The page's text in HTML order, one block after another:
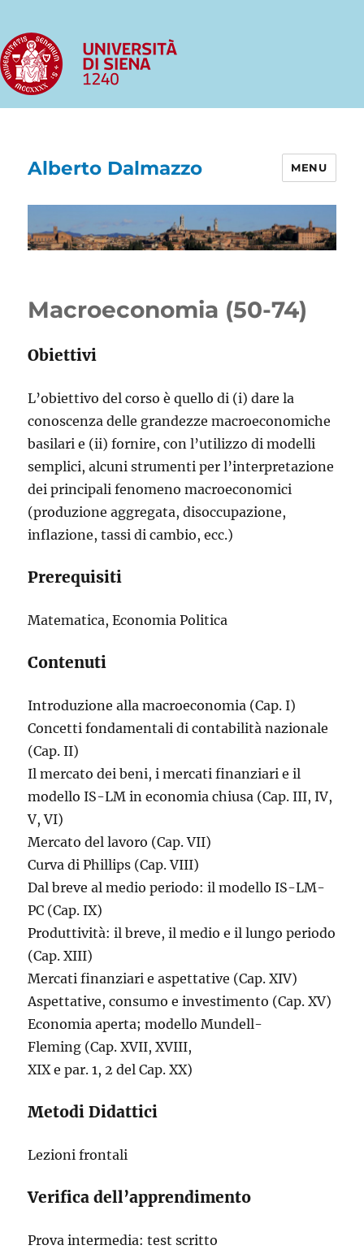
Alberto Dalmazzo MENU
Macroeconomia (50-74)
Obiettivi
L’obiettivo del corso è quello di (i) dare la
conoscenza delle grandezze macroeconomiche
basilari e (ii) fornire, con l’utilizzo di modelli
semplici, alcuni strumenti per l’interpretazione
dei principali fenomeno macroeconomici
(produzione aggregata, disoccupazione,
inflazione, tassi di cambio, ecc.)
Prerequisiti
Matematica, Economia Politica
Contenuti
Introduzione alla macroeconomia (Cap. I)
Concetti fondamentali di contabilità nazionale
(Cap. II)
Il mercato dei beni, i mercati finanziari e il
modello IS-LM in economia chiusa (Cap. III, IV,
V, VI)
Mercato del lavoro (Cap. VII)
Curva di Phillips (Cap. VIII)
Dal breve al medio periodo: il modello IS-LM-
PC (Cap. IX)
Produttività: il breve, il medio e il lungo periodo
(Cap. XIII)
Mercati finanziari e aspettative (Cap. XIV)
Aspettative, consumo e investimento (Cap. XV)
Economia aperta; modello Mundell-
Fleming (Cap. XVII, XVIII,
XIX e par. 1, 2 del Cap. XX)
Metodi Didattici
Lezioni frontali
Verifica dell’apprendimento
Prova intermedia: test scritto